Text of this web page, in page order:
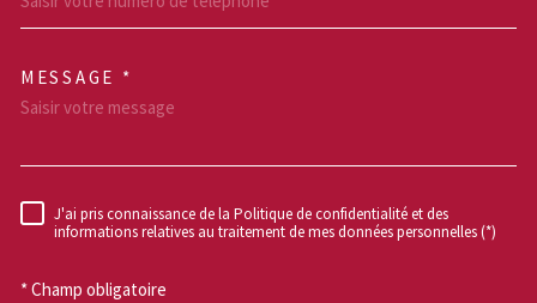
MESSAGE *
RÈGLEMENTATION
J'ai pris connaissance de la Politique de confidentialité et des
informations relatives au traitement de mes données personnelles (*)
* Champ obligatoire